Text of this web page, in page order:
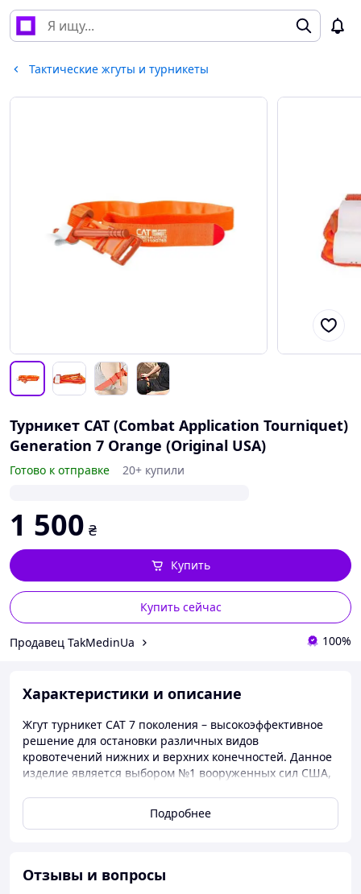
Тактические жгуты и турникеты
Турникет CAT (Combat Application Tourniquet)
Generation 7 Orange (Original USA)
Готово к отправке 20+ купили
1 500 ₴
Купить сейчас
Купить
Продавец TakMedinUa 100%
Характеристики и описание
Жгут турникет САТ 7 поколения – высокоэффективное
решение для остановки различных видов
кровотечений нижних и верхних конечностей. Данное
изделие является выбором №1 вооруженных сил США,
европейских стран. Жгут cat как последнее поколение
популярного брендового изделия cat tourniquet
В нем обеспечена более надежная фиксация
Подробнее
Отзывы и вопросы